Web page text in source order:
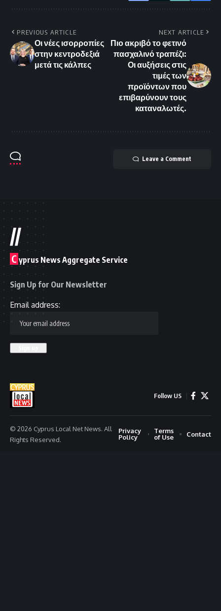
PREVIOUS ARTICLE
Οι νέες ισορροπίες
στην κεντροδεξιά
μετά τις κάλπες
NEXT ARTICLE
Πιο ακριβό το φετινό
πασχαλινό τραπέζι:
Οι αυξήσεις στις
τιμές των
προϊόντων που
επιβαρύνουν τους
καταναλωτές.
Leave a Comment
//
C yprus News Aggregate Service
Sign Up for Our Newsletter
Email address:
Follow US
© 2026 Cyprus Local Net News. All
Rights Reserved.
Privacy
Policy
Terms
of Use
Contact